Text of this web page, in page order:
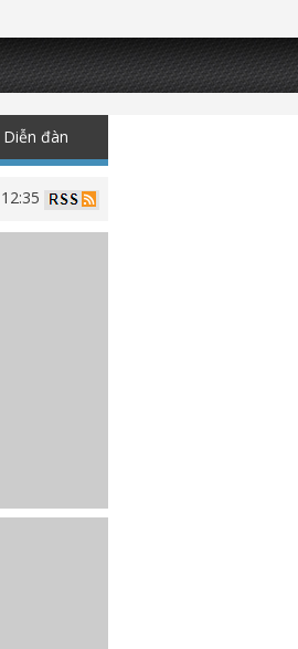
Diễn đàn